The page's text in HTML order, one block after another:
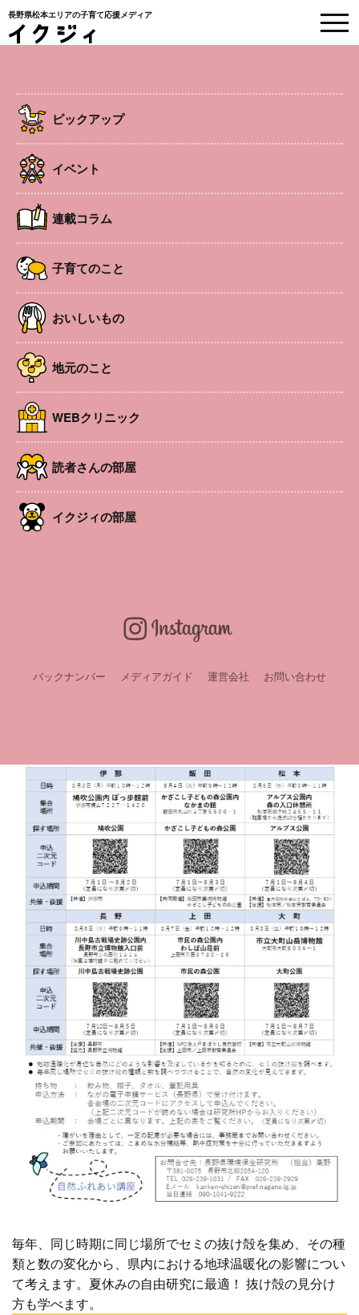
長野県松本エリアの子育て応援メディア
ピックアップ
イベント
連載コラム
子育てのこと
おいしいもの
地元のこと
WEBクリニック
読者さんの部屋
イクジィの部屋
バックナンバー メディアガイド 運営会社 お問い合わせ
EVENT
HOME
中央エリア イベント
みんなで温暖化ウオッチ セミの抜け
殻を探せ！
毎年、同じ時期に同じ場所でセミの抜け殻を集め、その種
類と数の変化から、県内における地球温暖化の影響につい
て考えます。夏休みの自由研究に最適！ 抜け殻の見分け
方も学べます。